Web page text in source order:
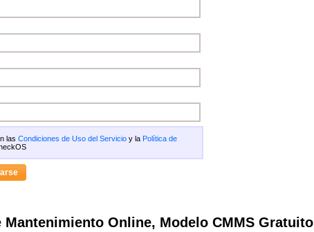
lasCondiciones de Uso del Servicio y la Política de
Online, Modelo CMMS Gratuito